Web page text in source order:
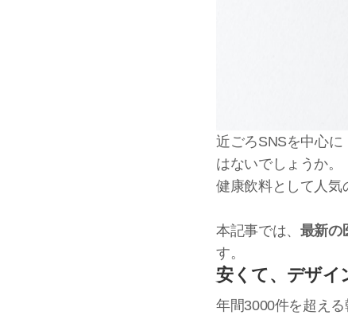
近ごろSNSを中心に
はないでしょうか。
健康飲料として人気
本記事では、 最新の
す。
安くて、デザイ
年間3000件を超え